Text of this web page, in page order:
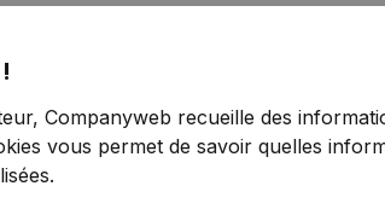
Companyweb recueille des
vous permet de savoir quelles